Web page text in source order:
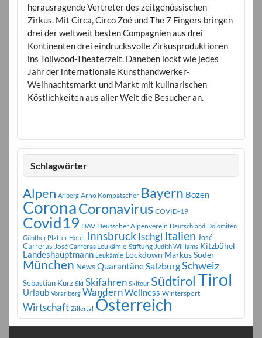
herausragende Vertreter des zeitgenössischen
Zirkus. Mit Circa, Circo Zoé und The 7 Fingers bringen
drei der weltweit besten Compagnien aus drei
Kontinenten drei eindrucksvolle Zirkusproduktionen
ins Tollwood-Theaterzelt. Daneben lockt wie jedes
Jahr der internationale Kunsthandwerker-
Weihnachtsmarkt und Markt mit kulinarischen
Köstlichkeiten aus aller Welt die Besucher an.
Schlagwörter
Alpen Arlberg Arno Kompatscher Bayern Bozen
CoronaCoronavirus COVID-19
Covid19 DAV Deutscher Alpenverein Deutschland Dolomiten
Günther Platter Hotel Innsbruck Ischgl Italien José
Carreras José Carreras Leukämie-Stiftung Judith Williams Kitzbühel
Landeshauptmann Leukämie Lockdown Markus Söder
München News Quarantäne SalzburgSchweiz
Sebastian Kurz Ski Skifahren Skitour SüdtirolTirol
Urlaub Vorarlberg WandernWellness Wintersport
Wirtschaft Zillertal Österreich